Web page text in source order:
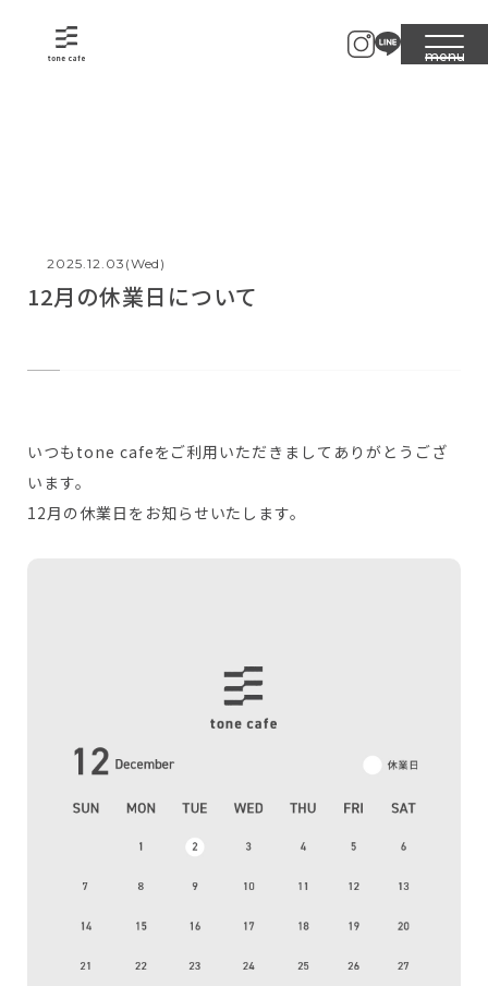
CONTACT
2025.12.03(Wed)
12月の休業日について
いつもtone cafeをご利用いただきましてありがとうござ
います。
12月の休業日をお知らせいたします。